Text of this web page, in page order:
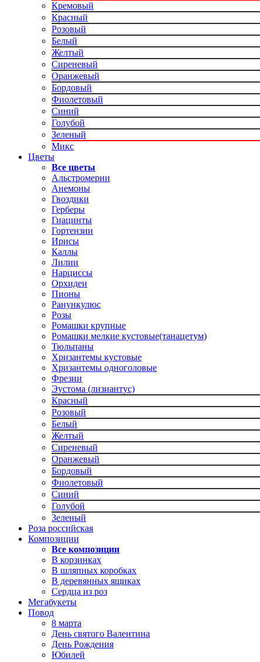
Кремовый
Красный
Розовый
Белый
Желтый
Сиреневый
Оранжевый
Бордовый
Фиолетовый
Синий
Голубой
Зеленый
Микс
Цветы
Все цветы
Альстромерии
Анемоны
Гвоздики
Герберы
Гиацинты
Гортензии
Ирисы
Каллы
Лилии
Нарциссы
Орхидеи
Пионы
Ранункулюс
Розы
Ромашки крупные
Ромашки мелкие кустовые(танацетум)
Тюльпаны
Хризантемы кустовые
Хризантемы одноголовые
Фрезии
Эустома (лизиантус)
Красный
Розовый
Белый
Желтый
Сиреневый
Оранжевый
Бордовый
Фиолетовый
Синий
Голубой
Зеленый
Роза российская
Композиции
Все композиции
В корзинках
В шляпных коробках
В деревянных ящиках
Сердца из роз
Мегабукеты
Повод
8 марта
День святого Валентина
День Рождения
Юбилей